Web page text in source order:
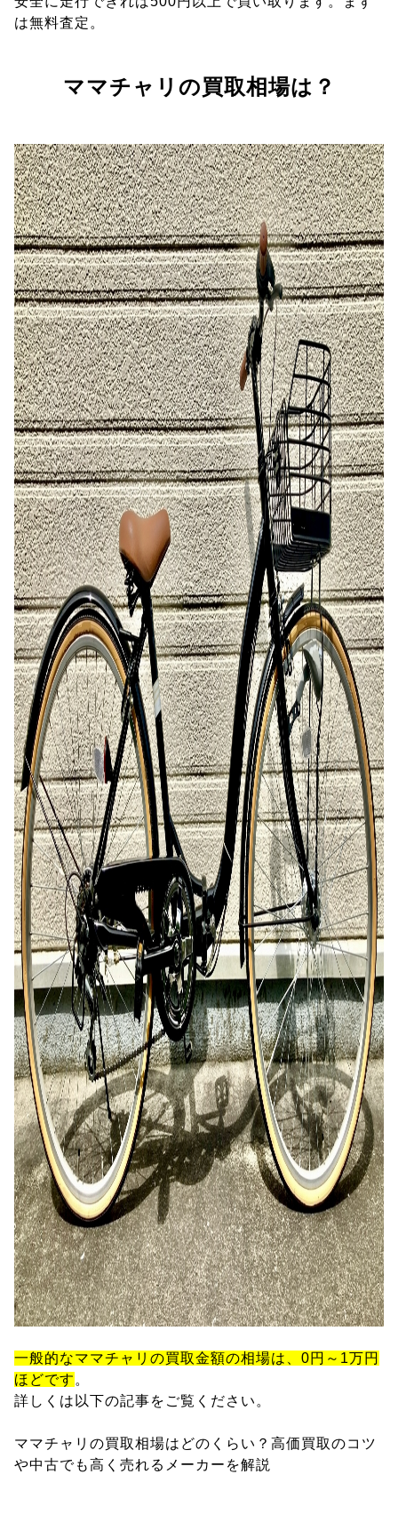
は無料査定。
ママチャリの買取相場は？
一般的なママチャリの買取金額の相場は、0円～1万円
ほどです 。
詳しくは以下の記事をご覧ください。
ママチャリの買取相場はどのくらい？高価買取のコツ
や中古でも高く売れるメーカーを解説